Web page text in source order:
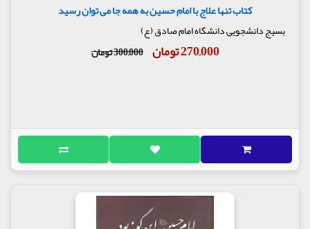
کتاب تنها علاج با امام حسین به همه جا می توان رسید
بسیج دانشجویی دانشگاه امام صادق (ع)
270,000 تومان 300,000 تومان